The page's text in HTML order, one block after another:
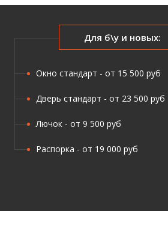
Для б\у и новых:
Окно стандарт - от 15 500 руб
Дверь стандарт - от 23 500 руб
Лючок - от 9 500 руб
Распорка - от 19 000 руб